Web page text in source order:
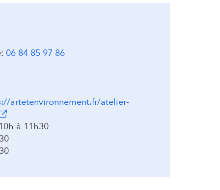
06 84 85 97 86
artetenvironnement.fr/atelier-
dans un nouvel onglet)
10h à 11h30